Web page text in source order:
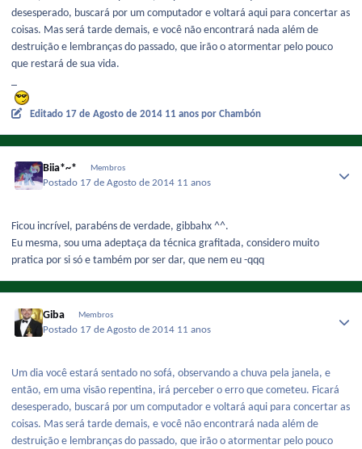
desesperado, buscará por um computador e voltará aqui para concertar as
coisas. Mas será tarde demais, e você não encontrará nada além de
destruição e lembranças do passado, que irão o atormentar pelo pouco
que restará de sua vida.
Editado 17 de Agosto de 2014 11 anos por Chambón
Biia*~* Membros
Postado 17 de Agosto de 2014 11 anos
Ficou incrível, parabéns de verdade, gibbahx ^^.
Eu mesma, sou uma adeptaça da técnica grafitada, considero muito
pratica por si só e também por ser dar, que nem eu -qqq
Giba Membros
Postado 17 de Agosto de 2014 11 anos
Um dia você estará sentado no sofá, observando a chuva pela janela, e
então, em uma visão repentina, irá perceber o erro que cometeu. Ficará
desesperado, buscará por um computador e voltará aqui para concertar as
coisas. Mas será tarde demais, e você não encontrará nada além de
destruição e lembranças do passado, que irão o atormentar pelo pouco